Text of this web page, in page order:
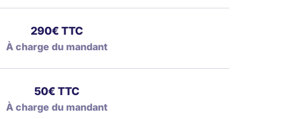
290€ TTC
À charge du mandant
50€ TTC
À charge du mandant